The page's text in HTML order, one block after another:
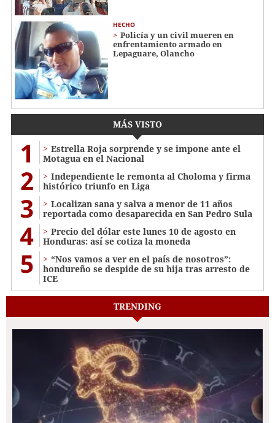
HECHO
Policía y un civil mueren en
enfrentamiento armado en
Lepaguare, Olancho
MÁS VISTO
1
Estrella Roja sorprende y se impone ante el
Motagua en el Nacional
2
Independiente le remonta al Choloma y firma
histórico triunfo en Liga
3
Localizan sana y salva a menor de 11 años
reportada como desaparecida en San Pedro Sula
4
Precio del dólar este lunes 10 de agosto en
Honduras: así se cotiza la moneda
5
“Nos vamos a ver en el país de nosotros”:
hondureño se despide de su hija tras arresto de
ICE
TRENDING